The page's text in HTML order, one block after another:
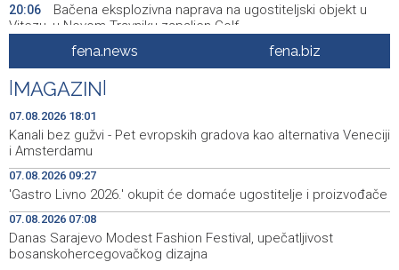
20:06
Bačena eksplozivna naprava na ugostiteljski objekt u
Vitezu, u Novom Travniku zapaljen Golf
Galerija ULUPUBiH otvara novu izlagačku sezonu,
predstavlja novi izlagački program
19:44 Faris Dževahirić novi nogometaš Veleža
19:21 Announcement of events for Saturday, 8 August 2026
19:10
Rudari Milanovića ubijedili da ode kući, Memčić se već
ponovo vratio u jamu 'Raspotočje'
19:03
Sarajevo Film Festival presents Kinoscope and
Kinoscope Surreal programs
fena.news fena.biz
MAGAZIN
07.08.2026 18:01
Kanali bez gužvi - Pet evropskih gradova kao alternativa Veneciji
i Amsterdamu
07.08.2026 09:27
'Gastro Livno 2026.' okupit će domaće ugostitelje i proizvođače
07.08.2026 07:08
Danas Sarajevo Modest Fashion Festival, upečatljivost
bosanskohercegovačkog dizajna